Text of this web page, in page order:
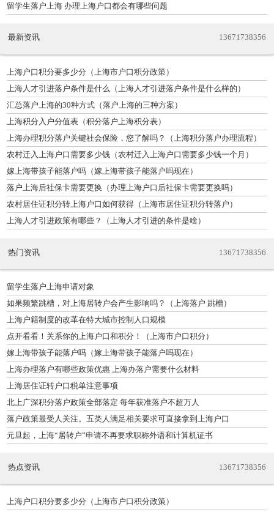
留学生落户上海 办理上海户口都会有哪些问题
最新资讯 13671738356
上海户口积分要多少分（上海市户口积分政策）
上海人才引进落户条件是什么（上海人才引进落户条件是什么样的）
汇总落户上海的30种方式（落户上海的三种方案）
上海积分入户分值表（积分落户上海积分表）
上海办理积分落户关键社会保险，您了解吗？（上海积分落户办理流程）
农村迁入上海户口需要多少钱（农村迁入上海户口需要多少钱一个月）
嫁上海带孩子能落户吗（嫁上海带孩子能落户吗现在）
落户上海后社保卡需要更换（办理上海户口后社保卡需要更换吗）
农村居住证积分转上海户口如何获得（上海市居住证积分转落户）
上海人才引进政策有哪些？（上海人才引进的条件是啥）
热门资讯 13671738356
留学生落户上海申请对象
如果频繁跳槽，对上海居转户会产生影响吗？（上海落户 跳槽）
上海户籍制度的改革在特大城市控制人口规模
点开看看！关系你的上海户口和积分！（上海市户口积分）
嫁上海带孩子能落户吗（嫁上海带孩子能落户吗现在）
上海办理落户有哪些政策优惠 上海办落户需要什么材料
上海居住证转户口税单注意事项
北上广深积分落户政策全部落定 每年获准落户不超万人
落户政策最受人关注。五类人满足相关要求可直接拿到上海户口
元旦起，上海“居转户”申请不再要求职称外语和计算机证书
热点资讯 13671738356
上海户口积分要多少分（上海市户口积分政策）